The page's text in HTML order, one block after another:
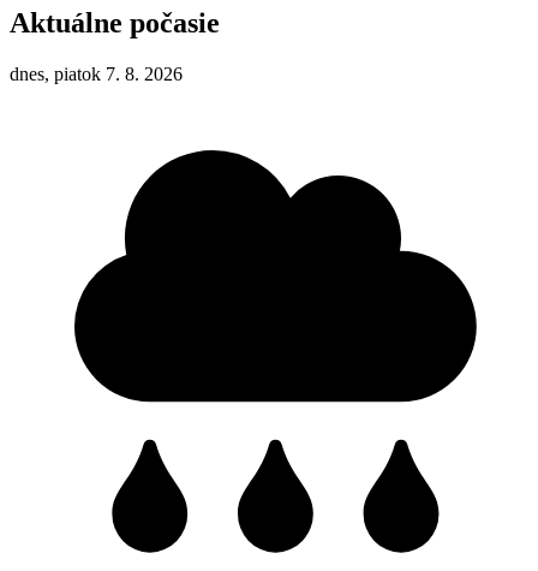
Aktuálne počasie
dnes, piatok 7. 8. 2026